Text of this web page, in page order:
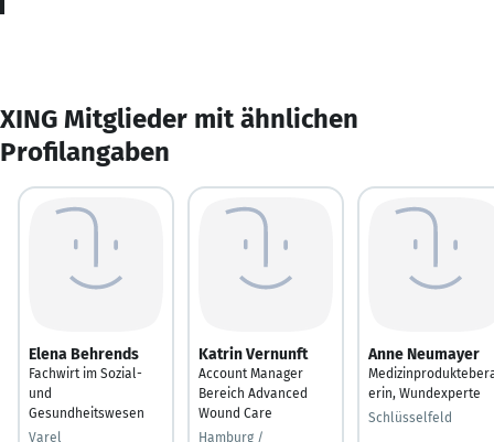
XING Mitglieder mit ähnlichen
Profilangaben
Elena Behrends
Fachwirt im Sozial-
und
Gesundheitswesen
Varel
Katrin Vernunft
Account Manager
Bereich Advanced
Wound Care
Hamburg /
Anne Neumayer
erin, Wundexperte
Schlüsselfeld